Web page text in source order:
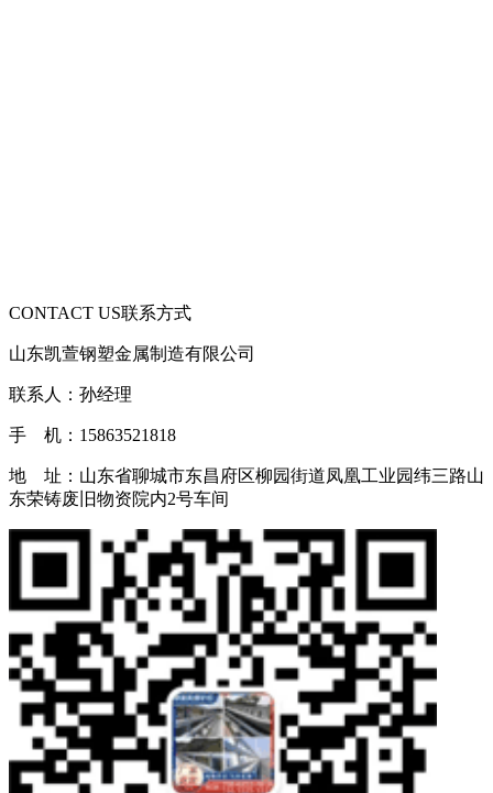
CONTACT US联系方式
山东凯萱钢塑金属制造有限公司
联系人：孙经理
手 机：15863521818
地 址：山东省聊城市东昌府区柳园街道凤凰工业园纬三路山
东荣铸废旧物资院内2号车间